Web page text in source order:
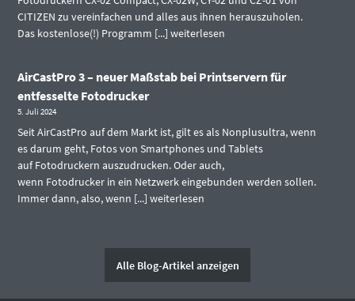
CITIZEN zu vereinfachen und alles aus ihnen herauszuholen.
Das kostenlose(!) Programm [...]weiterlesen
AirCastPro 3 – neuer Maßstab bei Printservern für
entfesselte Fotodrucker
5. Juli 2024
Seit AirCastPro auf dem Markt ist, gilt es als Nonplusultra, wenn
es darum geht, Fotos von Smartphones und Tablets
auf Fotodruckern auszudrucken. Oder auch,
wenn Fotodrucker in ein Netzwerk eingebunden werden sollen.
Immer dann, also, wenn [...]weiterlesen
Alle Blog-Artikel anzeigen